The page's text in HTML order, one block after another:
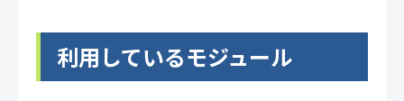
利用しているモジュール